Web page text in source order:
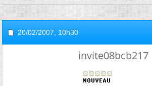
20/02/2007, 10h30
invite08bcb217